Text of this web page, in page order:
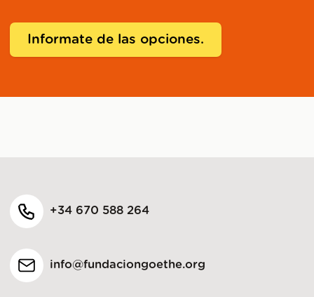
Informate de las opciones.
+34 670 588 264
info@fundaciongoethe.org